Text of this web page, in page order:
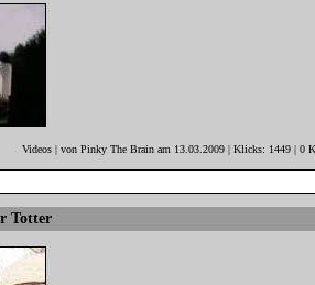
Videos | von Pinky The Brain am 13.03.2009 | Klicks: 1449 | 0
Totter